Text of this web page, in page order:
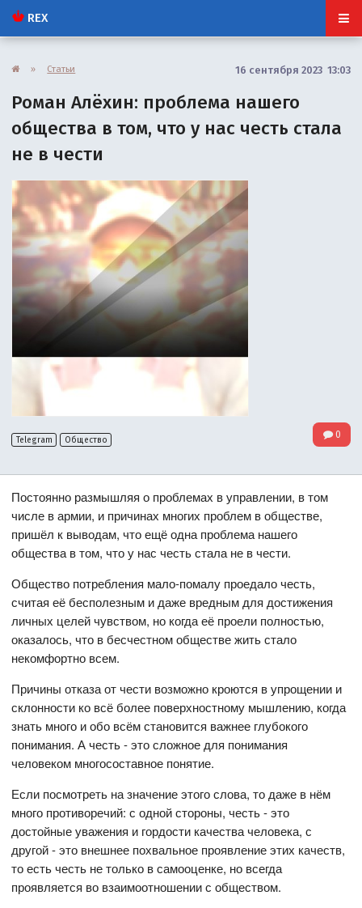
REX
» Статьи 16 сентября 2023 13:03
Роман Алёхин: проблема нашего
общества в том, что у нас честь стала
не в чести
Telegram Общество 0
Постоянно размышляя о проблемах в управлении, в том
числе в армии, и причинах многих проблем в обществе,
пришёл к выводам, что ещё одна проблема нашего
общества в том, что у нас честь стала не в чести.
Общество потребления мало-помалу проедало честь,
считая её бесполезным и даже вредным для достижения
личных целей чувством, но когда её проели полностью,
оказалось, что в бесчестном обществе жить стало
некомфортно всем.
Причины отказа от чести возможно кроются в упрощении и
склонности ко всё более поверхностному мышлению, когда
знать много и обо всём становится важнее глубокого
понимания. А честь - это сложное для понимания
человеком многосоставное понятие.
Если посмотреть на значение этого слова, то даже в нём
много противоречий: с одной стороны, честь - это
достойные уважения и гордости качества человека, с
другой - это внешнее похвальное проявление этих качеств,
то есть честь не только в самооценке, но всегда
проявляется во взаимоотношении с обществом.